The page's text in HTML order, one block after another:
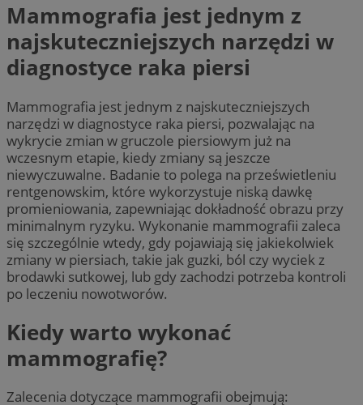
Mammografia jest jednym z
najskuteczniejszych narzędzi w
diagnostyce raka piersi
Mammografia jest jednym z najskuteczniejszych
narzędzi w diagnostyce raka piersi, pozwalając na
wykrycie zmian w gruczole piersiowym już na
wczesnym etapie, kiedy zmiany są jeszcze
niewyczuwalne. Badanie to polega na prześwietleniu
rentgenowskim, które wykorzystuje niską dawkę
promieniowania, zapewniając dokładność obrazu przy
minimalnym ryzyku. Wykonanie mammografii zaleca
się szczególnie wtedy, gdy pojawiają się jakiekolwiek
zmiany w piersiach, takie jak guzki, ból czy wyciek z
brodawki sutkowej, lub gdy zachodzi potrzeba kontroli
po leczeniu nowotworów.
Kiedy warto wykonać
mammografię?
Zalecenia dotyczące mammografii obejmują: